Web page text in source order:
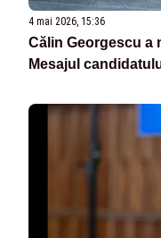
4 mai 2026, 15:36
Călin Georgescu a
Mesajul